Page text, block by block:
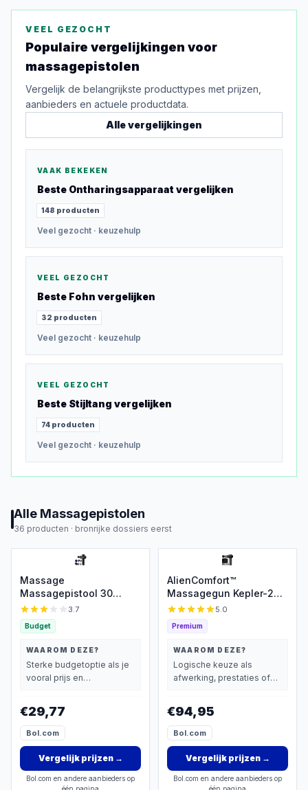
VEEL GEZOCHT
Populaire vergelijkingen voor
massagepistolen
Vergelijk de belangrijkste producttypes met prijzen,
aanbieders en actuele productdata.
Alle vergelijkingen
VAAK BEKEKEN
Beste Ontharingsapparaat vergelijken
148 producten
Veel gezocht · keuzehulp
VEEL GEZOCHT
Beste Fohn vergelijken
32 producten
Veel gezocht · keuzehulp
VEEL GEZOCHT
Beste Stijltang vergelijken
74 producten
Veel gezocht · keuzehulp
Alle Massagepistolen
36 producten · bronrijke dossiers eerst
Massage
Massagepistool 30
Velociteiten
3.7
Budget
WAAROM DEZE?
Sterke budgetoptie als je
vooral prijs en
€29,77
Bol.com
Vergelijk prijzen→
Bol.com en andere aanbieders op
AlienComfort™
Massagegun Kepler-22b
- Inclusief 6
Opbergkoffer -
Borstelloze motor -
Pistool - Massage
5.0
Premium
WAAROM DEZE?
Logische keuze als
afwerking, prestaties of
€94,95
Bol.com
Vergelijk prijzen→
Bol.com en andere aanbieders op